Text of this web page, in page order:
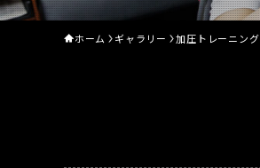
ホーム ギャラリー 加圧トレーニング